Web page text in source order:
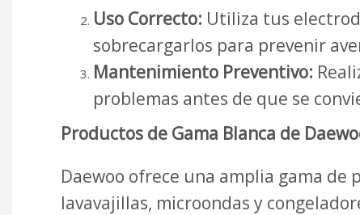
Uso Correcto: Utiliza tus
sobrecargarlos para prevenir
Mantenimiento Preventivo:
problemas antes de que se
Productos de Gama Blanca de
Daewoo ofrece una amplia gama
lavavajillas, microondas y